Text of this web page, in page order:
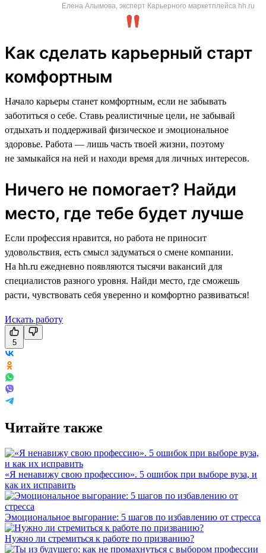
Елена Алымова, эксперт Карьерного маркетплейса hh.ru
Как сделать карьерный старт
комфортным
Начало карьеры станет комфортным, если не забывать
заботиться о себе. Ставь реалистичные цели, не забывай
отдыхать и поддерживай физическое и эмоциональное
здоровье. Работа — лишь часть твоей жизни, поэтому
не замыкайся на ней и находи время для личных интересов.
Ничего не помогает? Найди
место, где тебе будет лучше
Если профессия нравится, но работа не приносит
удовольствия, есть смысл задуматься о смене компании.
На hh.ru ежедневно появляются тысячи вакансий для
специалистов разного уровня. Найди место, где сможешь
расти, чувствовать себя уверенно и комфортно развиваться!
Искать работу
5
Читайте также
«Я ненавижу свою профессию». 5 ошибок при выборе вуза, и
как их исправить
Эмоциональное выгорание: 5 шагов по избавлению от стресса
Нужно ли стремиться к работе по призванию?